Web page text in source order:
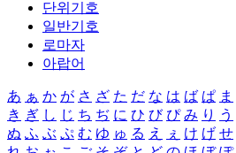
단위기호
일반기호
로마자
아랍어
あ ぁ か が さ ざ た だ な は ば ぱ ま
き ぎ し じ ち ぢ に ひ び ぴ み り う
ぬ ふ ぶ ぷ む ゆ ゅ る え ぇ け げ せ